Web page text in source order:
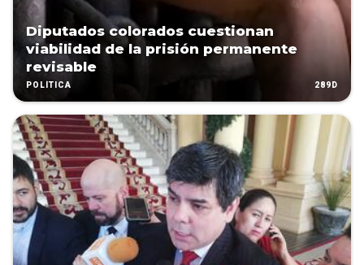
Diputados colorados cuestionan
viabilidad de la prisión permanente
revisable
POLÍTICA 289D